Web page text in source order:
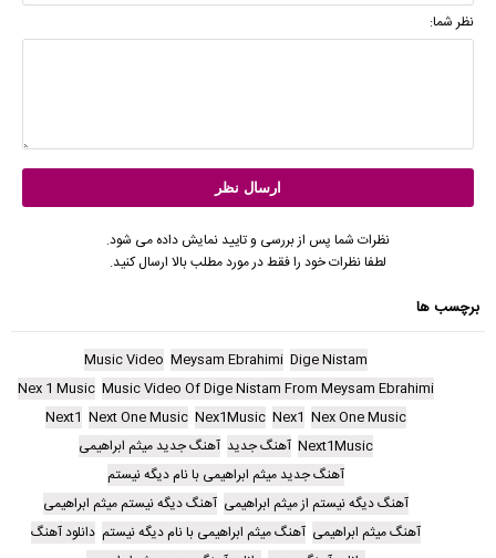
نظر شما:
نظرات شما پس از بررسی و تایید نمایش داده می شود.
لطفا نظرات خود را فقط در مورد مطلب بالا ارسال کنید.
برچسب ها
Dige Nistam
Meysam Ebrahimi
Music Video
Music Video Of Dige Nistam From Meysam Ebrahimi
Nex 1 Music
Nex One Music
Nex1
Nex1Music
Next One Music
Next1
Next1Music آهنگ جدید آهنگ جدید میثم ابراهیمی
آهنگ جدید میثم ابراهیمی با نام دیگه نیستم
آهنگ دیگه نیستم از میثم ابراهیمی آهنگ دیگه نیستم میثم ابراهیمی
آهنگ میثم ابراهیمی آهنگ میثم ابراهیمی با نام دیگه نیستم دانلود آهنگ